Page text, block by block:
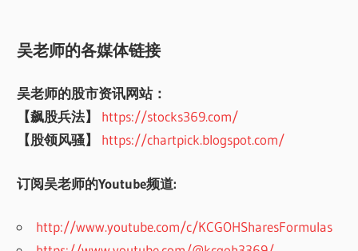
吴老师的各媒体链接
吴老师的股市资讯网站：
【飙股兵法】
https://stocks369.com/
【股领风骚】
https://chartpick.blogspot.com/
订阅吴老师的Youtube频道:
http://www.youtube.com/c/KCGOHSharesFormulas